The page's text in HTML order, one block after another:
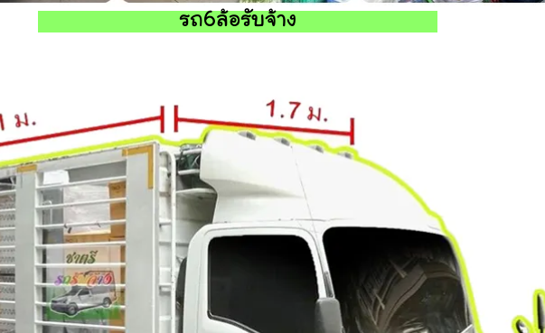
รถ6ล้อรับจ้าง